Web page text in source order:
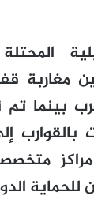
مغاربة
للحماية